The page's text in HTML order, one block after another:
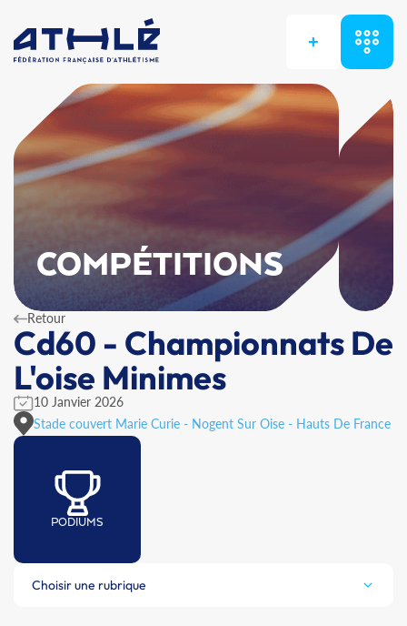
+
COMPÉTITIONS
Retour
Cd60 - Championnats De
L'oise Minimes
10 Janvier 2026
Stade couvert Marie Curie - Nogent Sur Oise - Hauts De France
PODIUMS
Choisir une rubrique